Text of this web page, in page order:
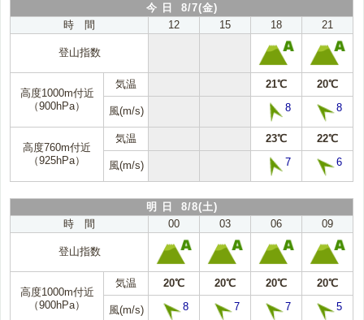
今 日 8/7(金)
時 間
12 15 18 21
登山指数
高度1000m付近
（900hPa）
気温 21℃ 20℃
風(m/s) 8 8
高度760m付近
（925hPa）
気温 23℃ 22℃
風(m/s) 7 6
明 日 8/8(土)
時 間
00 03 06 09
登山指数
高度1000m付近
（900hPa）
気温 20℃ 20℃ 20℃ 20℃
風(m/s) 8 7 7 5